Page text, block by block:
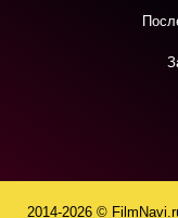
2014-2026 ©